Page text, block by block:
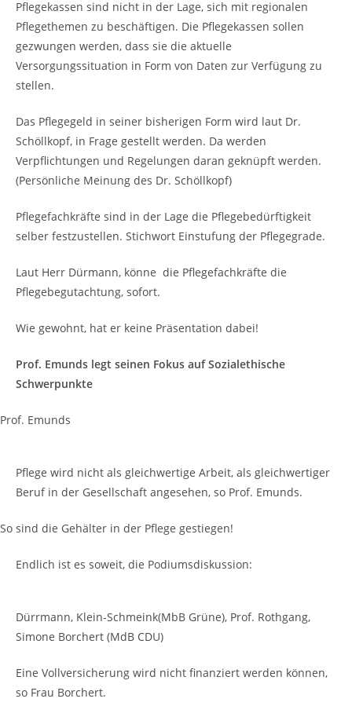
Pflegekassen sind nicht in der Lage, sich mit regionalen
Pflegethemen zu beschäftigen. Die Pflegekassen sollen
gezwungen werden, dass sie die aktuelle
Versorgungssituation in Form von Daten zur Verfügung zu
stellen.
Das Pflegegeld in seiner bisherigen Form wird laut Dr.
Schöllkopf, in Frage gestellt werden. Da werden
Verpflichtungen und Regelungen daran geknüpft werden.
(Persönliche Meinung des Dr. Schöllkopf)
Pflegefachkräfte sind in der Lage die Pflegebedürftigkeit
selber festzustellen. Stichwort Einstufung der Pflegegrade.
Laut Herr Dürmann, könne die Pflegefachkräfte die
Pflegebegutachtung, sofort.
Wie gewohnt, hat er keine Präsentation dabei!
Prof. Emunds legt seinen Fokus auf Sozialethische
Schwerpunkte
Prof. Emunds
Pflege wird nicht als gleichwertige Arbeit, als gleichwertiger
Beruf in der Gesellschaft angesehen, so Prof. Emunds.
So sind die Gehälter in der Pflege gestiegen!
Endlich ist es soweit, die Podiumsdiskussion:
Dürrmann, Klein-Schmeink(MbB Grüne), Prof. Rothgang,
Simone Borchert (MdB CDU)
Eine Vollversicherung wird nicht finanziert werden können,
so Frau Borchert.